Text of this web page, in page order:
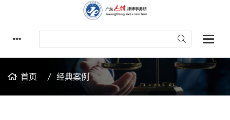
首页 经典案例